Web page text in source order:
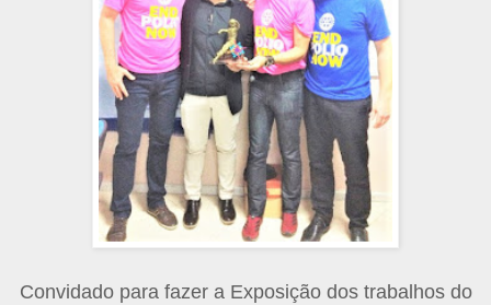
Convidado para fazer a Exposição dos trabalhos do